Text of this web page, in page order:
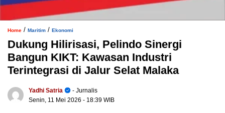
Home / Maritim / Ekonomi
Dukung Hilirisasi, Pelindo Sinergi
Bangun KIKT: Kawasan Industri
Terintegrasi di Jalur Selat Malaka
Yadhi Satria
- Jurnalis
Senin, 11 Mei 2026 - 18:39 WIB